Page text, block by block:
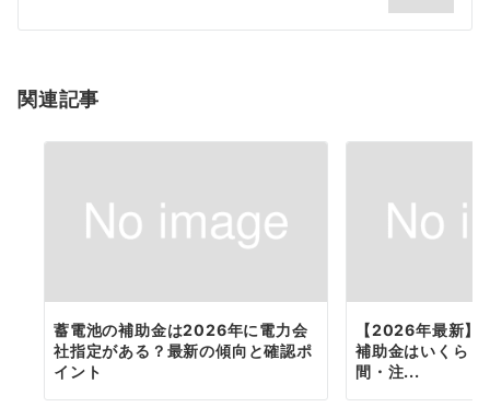
シ
ン
関連記事
蓄電池の補助金は2026年に電力会
社指定がある？最新の傾向と確認ポ
イント
【2026年最新】
補助金はいくら
間・注...